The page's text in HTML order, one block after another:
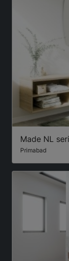
Made NL
Primabad